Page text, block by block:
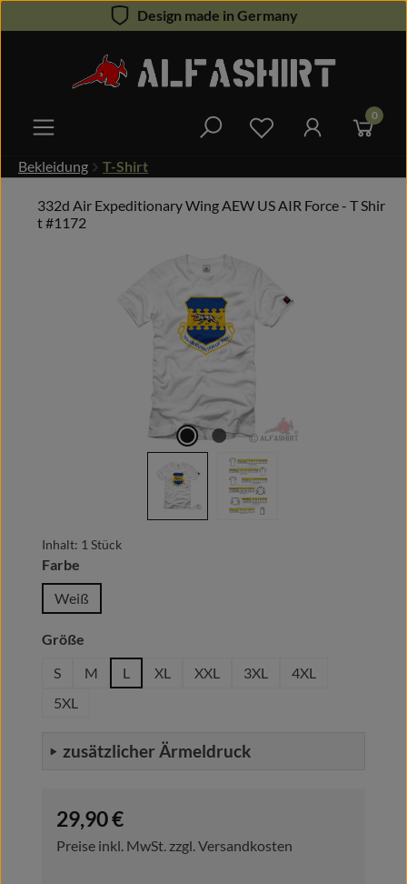
Zum Hauptinhalt springenDesign made in Germany
Du hast 0 0
Bekleidung T-Shirt
332d Air Expeditionary Wing AEW US AIR Force - T Shir
t #1172
Bildergalerie überspringen
Inhalt: 1 Stück
Farbe
Weiß
Größe
S
M L XL XXL 3XL
4XL
5XL
zusätzlicher Ärmeldruck
Regulärer Preis:
29,90 €
Preise inkl. MwSt. zzgl. Versandkosten